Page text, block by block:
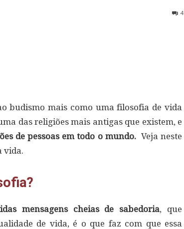
4
budismo mais como uma filosofia de vida
das religiões mais antigas que existem, e
de pessoas em todo o mundo. Veja neste
vida.
mensagens cheias de sabedoria, que
de vida, é o que faz com que essa